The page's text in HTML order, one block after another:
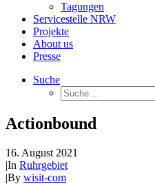
Tagungen
Servicestelle NRW
Projekte
About us
Presse
Suche
Actionbound
16. August 2021
|In Ruhrgebiet
|By wisit-com